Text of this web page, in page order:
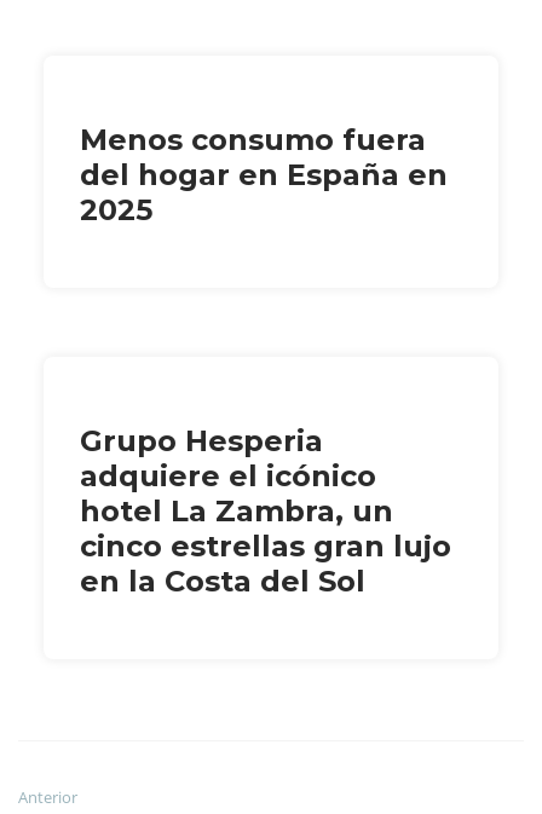
Menos consumo fuera
del hogar en España en
2025
Grupo Hesperia
adquiere el icónico
hotel La Zambra, un
cinco estrellas gran lujo
en la Costa del Sol
Anterior